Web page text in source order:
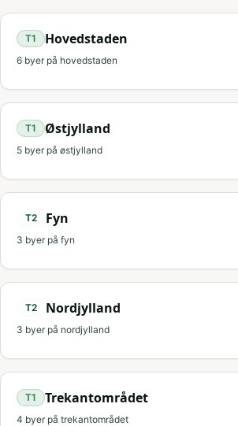
T1 Hovedstaden
6 byer på hovedstaden
T1 Østjylland
5 byer på østjylland
T2 Fyn
3 byer på fyn
T2 Nordjylland
3 byer på nordjylland
T1 Trekantområdet
4 byer på trekantområdet